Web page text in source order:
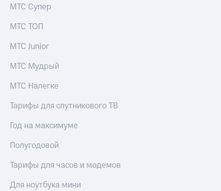
МТС Супер
МТС ТОП
МТС Junior
МТС Мудрый
МТС Налегке
Тарифы для спутникового ТВ
Год на максимуме
Полугодовой
Тарифы для часов и модемов
Для ноутбука мини